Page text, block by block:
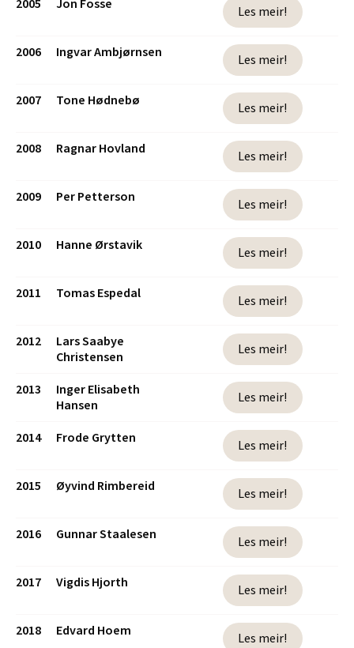
2005 Jon Fosse Les meir!
2006 Ingvar Ambjørnsen Les meir!
2007 Tone Hødnebø Les meir!
2008 Ragnar Hovland Les meir!
2009 Per Petterson Les meir!
2010 Hanne Ørstavik Les meir!
2011 Tomas Espedal Les meir!
2012
Lars Saabye
Christensen
Les meir!
2013
Inger Elisabeth
Hansen
Les meir!
2014 Frode Grytten Les meir!
2015 Øyvind Rimbereid Les meir!
2016 Gunnar Staalesen Les meir!
2017 Vigdis Hjorth Les meir!
2018 Edvard Hoem Les meir!